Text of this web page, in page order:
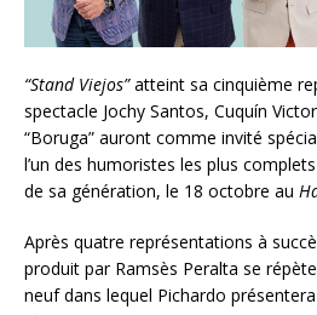
“Stand Viejos”atteint sa cinquième
spectacle Jochy Santos, Cuquín
“Boruga” auront comme invité
l’un des humoristes les plus
de sa génération, le 18 octobre au
Après quatre représentations à
produit par Ramsès Peralta se
neuf dans lequel Pichardo